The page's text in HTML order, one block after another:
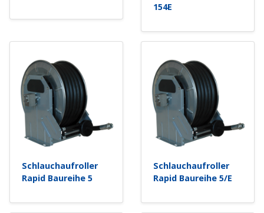
154E
Schlauchaufroller
Rapid Baureihe 5
Schlauchaufroller
Rapid Baureihe 5/E